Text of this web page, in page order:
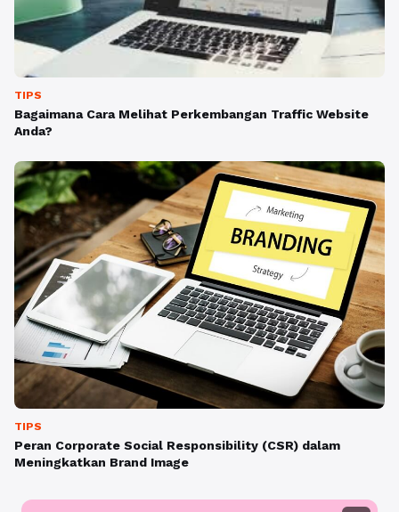
TIPS
Bagaimana Cara Melihat Perkembangan Traffic Website
Anda?
TIPS
Peran Corporate Social Responsibility (CSR) dalam
Meningkatkan Brand Image